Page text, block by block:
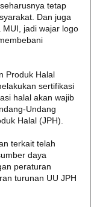
tetap
Dan juga
jadi wajar logo
Produk Halal
sertifikasi
halal akan wajib
Undang
Halal (JPH).
terkait telah
daya
peraturan
turunan UU JPH